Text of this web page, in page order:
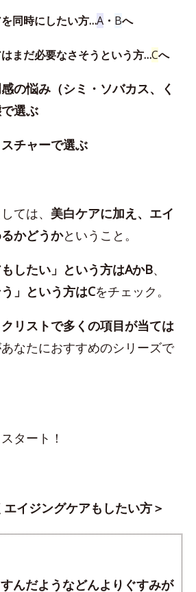
同時にしたい方…A ・ Bへ
まだ必要なさそうという方…Cへ
の悩み（シミ・ソバカス、く
選ぶ
チャーで選ぶ
ては、 美白ケアに加え、エイ
かどうかということ。
もしたい」という方はAかB、
」という方はCをチェック。
リストで多くの項目が当ては
なたにおすすめのシリーズで
タート！
エイジングケアもしたい方＞
んだようなどんよりぐすみが